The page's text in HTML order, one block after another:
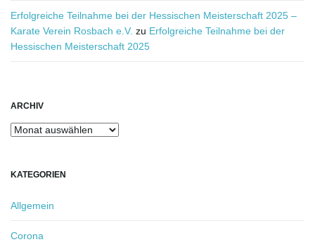
Erfolgreiche Teilnahme bei der Hessischen Meisterschaft 2025 –
Karate Verein Rosbach e.V. zu Erfolgreiche Teilnahme bei der
Hessischen Meisterschaft 2025
ARCHIV
Archiv
KATEGORIEN
Allgemein
Corona